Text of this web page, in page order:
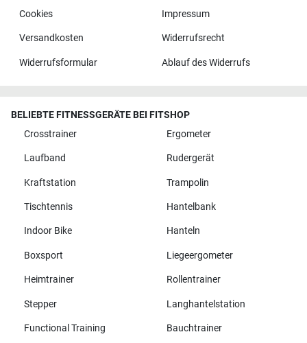
Cookies Impressum
Versandkosten Widerrufsrecht
Widerrufsformular Ablauf des Widerrufs
BELIEBTE FITNESSGERÄTE BEI FITSHOP
Crosstrainer
Ergometer
Laufband Rudergerät
Kraftstation Trampolin
Tischtennis Hantelbank
Indoor Bike Hanteln
Boxsport Liegeergometer
Heimtrainer Rollentrainer
Stepper Langhantelstation
Functional Training Bauchtrainer